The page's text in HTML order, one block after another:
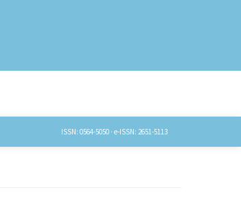
ISSN: 0564-5050 · e-ISSN: 2651-5113